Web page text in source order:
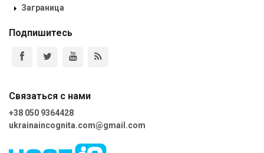
Заграница
Подпишитесь
Связаться с нами
+38 050 9364428
ukrainaincognita.com@gmail.com